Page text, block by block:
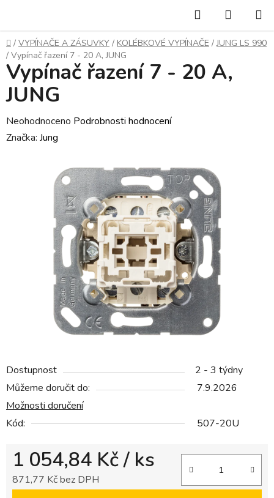
obsah
Hledat
KOŠÍK
Domů
/ VYPÍNAČE A ZÁSUVKY / KOLÉBKOVÉ VYPÍNAČE / JUNG LS 990
/ Vypínač řazení 7 - 20 A, JUNG
Dostupnost
2 - 3 týdny
Můžeme doručit do:
7.9.2026
Možnosti doručení
Kód:
507-20U
1 054,84 Kč/ ks
871,77 Kč bez DPH
Vypínač řazení 7 - 20 A,
JUNG
Průměrné
hodnocení
Neohodnoceno Podrobnosti hodnocení
Značka: Jung